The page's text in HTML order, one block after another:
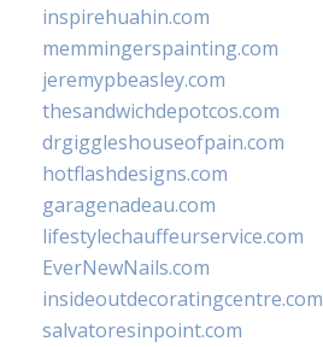
inspirehuahin.com
memmingerspainting.com
jeremypbeasley.com
thesandwichdepotcos.com
drgiggleshouseofpain.com
hotflashdesigns.com
garagenadeau.com
lifestylechauffeurservice.com
EverNewNails.com
insideoutdecoratingcentre.com
salvatoresinpoint.com